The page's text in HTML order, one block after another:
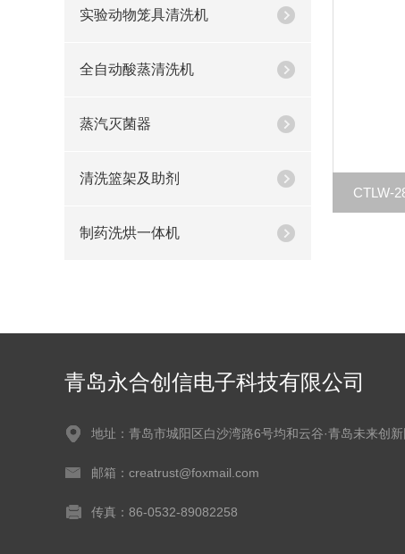
实验动物笼具清洗机
全自动酸蒸清洗机
蒸汽灭菌器
清洗篮架及助剂
制药洗烘一体机
CTLW-
青岛永合创信电子科技有限公司
地址：青岛市城阳区白沙湾路6号均和云谷·青岛未来创新
邮箱：creatrust@foxmail.com
传真：86-0532-89082258